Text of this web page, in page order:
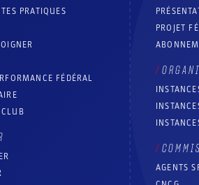
PRATIQUES
FÉDÉRAL
PROJET
AGENTS